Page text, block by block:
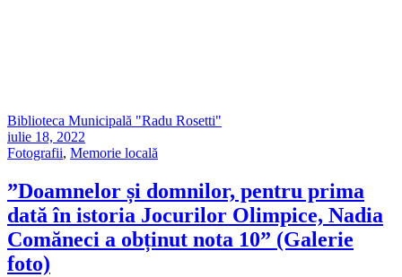
Biblioteca Municipală "Radu Rosetti"
iulie 18, 2022
Fotografii, Memorie locală
”Doamnelor și domnilor, pentru prima
dată în istoria Jocurilor Olimpice, Nadia
Comăneci a obținut nota 10” (Galerie
foto)